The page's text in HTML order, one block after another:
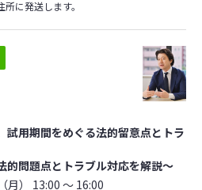
に発送します。
試用期間をめぐる法的留意点とトラ
的問題点とトラブル対応を解説～
月） 13:00 ～ 16:00